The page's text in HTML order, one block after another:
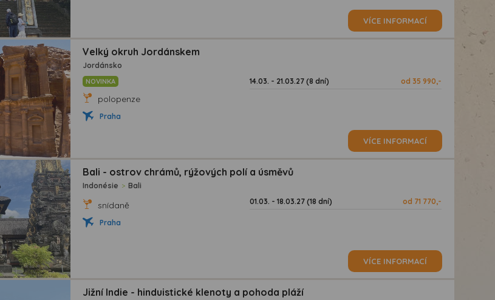
VÍCE INFORMACÍ
Velký okruh Jordánskem
Jordánsko
NOVINKA
polopenze
Praha
14.03. - 21.03.27 (8 dní) od 35 990,-
VÍCE INFORMACÍ
Bali - ostrov chrámů, rýžových polí a úsměvů
Indonésie > Bali
snídaně
Praha
01.03. - 18.03.27 (18 dní) od 71 770,-
VÍCE INFORMACÍ
Jižní Indie - hinduistické klenoty a pohoda pláží